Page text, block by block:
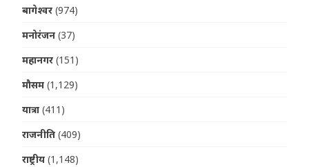
बागेश्वर (974)
मनोरंजन (37)
महानगर (151)
मौसम (1,129)
यात्रा (411)
राजनीति (409)
राष्ट्रीय (1,148)